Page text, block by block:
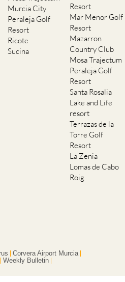
Murcia City
Peraleja Golf
Resort
Ricote
Sucina
Resort
Mar Menor Golf
Resort
Mazarron
Country Club
Mosa Trajectum
Peraleja Golf
Resort
Santa Rosalia
Lake and Life
resort
Terrazas de la
Torre Golf
Resort
La Zenia
Lomas de Cabo
Roig
Corvera Airport Murcia
Weekly Bulletin